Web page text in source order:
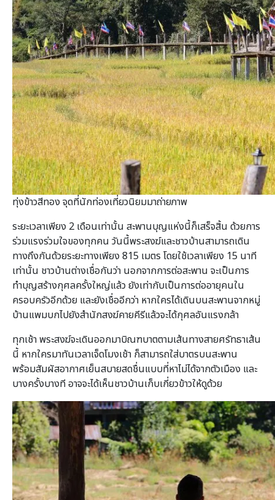
ทุ่งข้าวสีทอง จุดที่นักท่องเที่ยวนิยมมาถ่ายภาพ
ระยะเวลาเพียง 2 เดือนเท่านั้น สะพานบุญแห่งนี้ก็เสร็จสิ้น ด้วยการ
ร่วมแรงร่วมใจของทุกคน วันนี้พระสงฆ์และชาวบ้านสามารถเดิน
ทางถึงกันด้วยระยะทางเพียง 815 เมตร โดยใช้เวลาเพียง 15 นาที
เท่านั้น ชาวบ้านต่างเชื่อกันว่า นอกจากการต่อสะพาน จะเป็นการ
ทำบุญสร้างกุศลครั้งใหญ่แล้ว ยังเท่ากับเป็นการต่ออายุคนใน
ครอบครัวอีกด้วย และยังเชื่ออีกว่า หากใครได้เดินบนสะพานจากหมู่
บ้านแพมบกไปยังสำนักสงฆ์คายคีรีแล้วจะได้กุศลอันแรงกล้า
ทุกเช้า พระสงฆ์จะเดินออกมาบิณฑบาตตามเส้นทางสายศรัทธาเส้น
นี้ หากใครมาทันเวลาเจ็ดโมงเช้า ก็สามารถใส่บาตรบนสะพาน
พร้อมสัมผัสอากาศเย็นสบายสดชื่นแบบที่หาไม่ได้จากตัวเมือง และ
บางครั้งบางที อาจจะได้เห็นชาวบ้านเก็บเกี่ยวข้าวให้ดูด้วย